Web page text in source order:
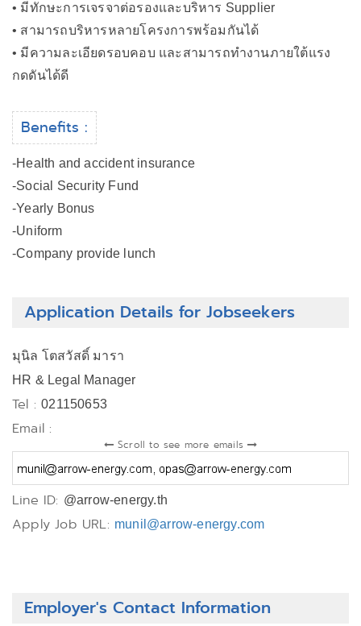
• มีทักษะการเจรจาต่อรองและบริหาร Supplier
• สามารถบริหารหลายโครงการพร้อมกันได้
• มีความละเอียดรอบคอบ และสามารถทำงานภายใต้แรง
กดดันได้ดี
Benefits :
-Health and accident insurance
-Social Security Fund
-Yearly Bonus
-Uniform
-Company provide lunch
Application Details for Jobseekers
มุนิล โตสวัสดิ์ มารา
HR & Legal Manager
Tel :021150653
Email :
Scroll to see more emails
Line ID: @arrow-energy.th
Apply Job URL: munil@arrow-energy.com
Employer's Contact Information